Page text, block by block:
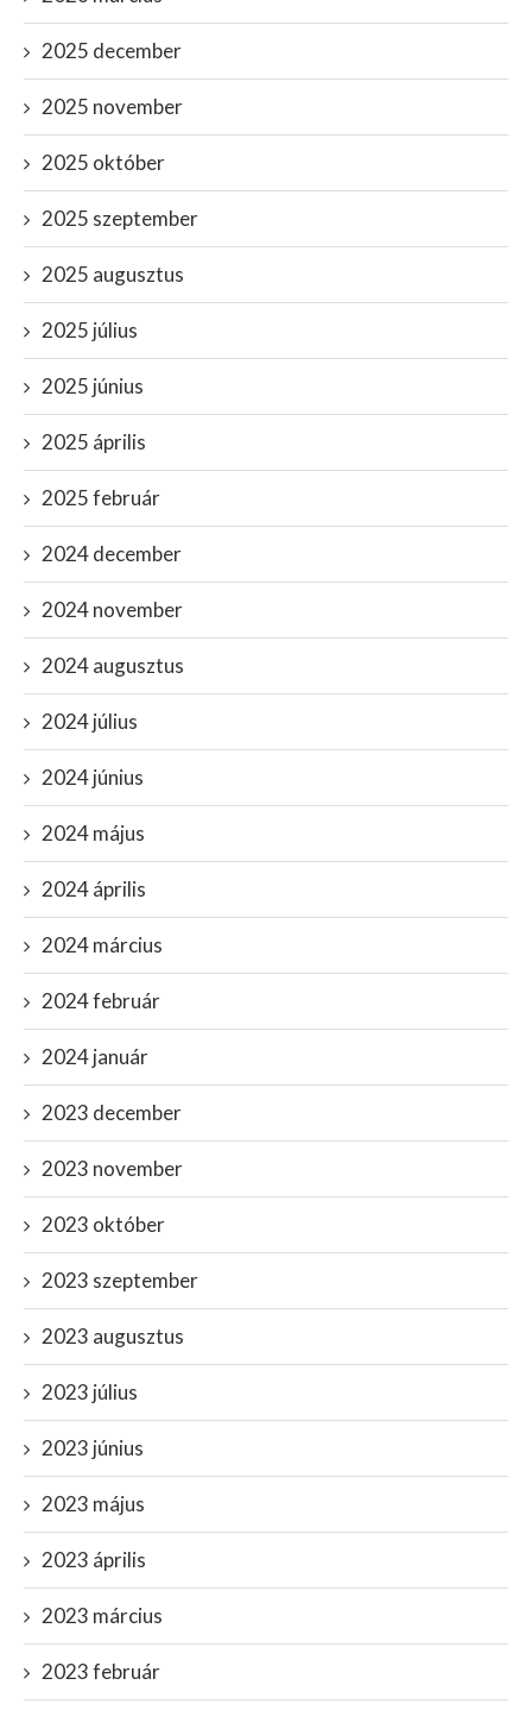
2025 december
2025 november
2025 október
2025 szeptember
2025 augusztus
2025 július
2025 június
2025 április
2025 február
2024 december
2024 november
2024 augusztus
2024 július
2024 június
2024 május
2024 április
2024 március
2024 február
2024 január
2023 december
2023 november
2023 október
2023 szeptember
2023 augusztus
2023 július
2023 június
2023 május
2023 április
2023 március
2023 február